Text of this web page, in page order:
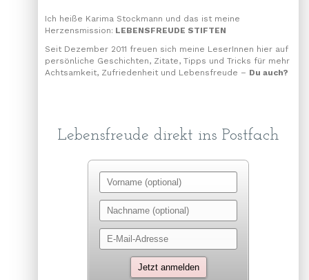
Ich heiße Karima Stockmann und das ist meine
Herzensmission: LEBENSFREUDE STIFTEN
Seit Dezember 2011 freuen sich meine LeserInnen hier auf
persönliche Geschichten, Zitate, Tipps und Tricks für mehr
Achtsamkeit, Zufriedenheit und Lebensfreude – Du auch?
Lebensfreude direkt ins Postfach